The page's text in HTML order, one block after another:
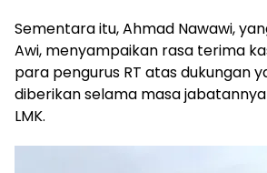
Sementara itu, Ahmad Nawawi,
Awi, menyampaikan rasa terima
para pengurus RT atas dukungan
diberikan selama masa
LMK.